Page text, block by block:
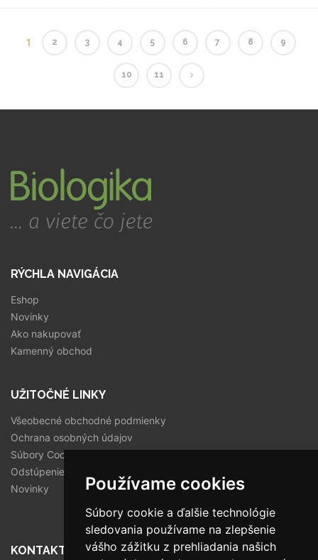
Používame cookies
Súbory cookie a ďalšie technológie
sledovania používame na zlepšenie
vášho zážitku z prehliadania našich
1 2 3 4 5 6 7 8 9
10 11
RÝCHLA NAVIGÁCIA
Eshop
Novinky
Ako nakupovať
Kamenný obchod
UŽITOČNÉ LINKY
Všeobecné obchodné podmienky
Ochrana osobných údajov
Súbory Cookies
Odstúpenie od zmluvy
Novinky
KONTAKT